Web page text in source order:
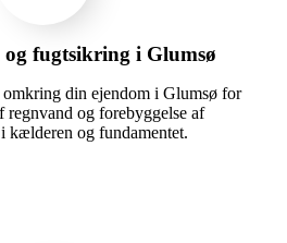
fugtsikring i Glumsø
din ejendom i Glumsø for
og forebyggelse af
kælderen og fundamentet.